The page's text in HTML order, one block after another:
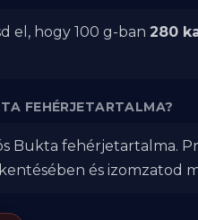
el, hogy 100 g-ban 280
FEHÉRJETARTALMA?
Bukta fehérjetartalma.
és izomzatod